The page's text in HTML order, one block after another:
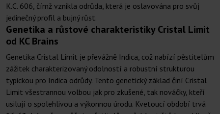
K.C. 606, čímž vznikla odrůda, která je oslavována pro svůj
jedinečný profil a bujný růst.
Genetika a růstové charakteristiky Cristal Limit
od KC Brains
Genetika Cristal Limit je převážně Indica, což nabízí pěstitelům
zážitek charakterizovaný odolností a robustní strukturou
typickou pro Indica odrůdy. Tento genetický základ činí Cristal
Limit všestrannou volbou jak pro zkušené, tak nováčky, kteří
usilují o spolehlivou a výkonnou úrodu. Kvetoucí období trvá